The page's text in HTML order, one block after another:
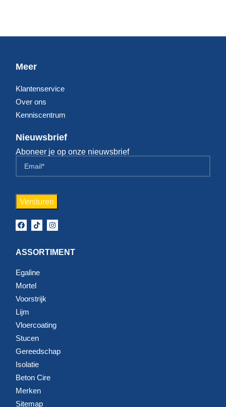
Meer
Klantenservice
Over ons
Kenniscentrum
Nieuwsbrief
Aboneer je op onze nieuwsbrief
ASSORTIMENT
Egaline
Mortel
Voorstrijk
Lijm
Vloercoating
Stucen
Gereedschap
Isolatie
Beton Cire
Merken
Sitemap